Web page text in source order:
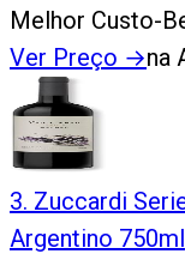
Melhor Custo-
Ver Preço →na
3. Zuccardi
Argentino 750ml